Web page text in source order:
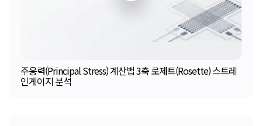
주응력(Principal Stress) 계산법 3축 로제트(Rosette) 스트레
인게이지 분석